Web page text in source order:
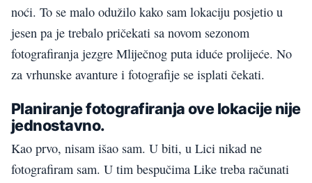
noći. To se malo odužilo kako sam lokaciju posjetio u
jesen pa je trebalo pričekati sa novom sezonom
fotografiranja jezgre Mliječnog puta iduće prolijeće. No
za vrhunske avanture i fotografije se isplati čekati.
Planiranje fotografiranja ove lokacije nije
jednostavno.
Kao prvo, nisam išao sam. U biti, u Lici nikad ne
fotografiram sam. U tim bespučima Like treba računati